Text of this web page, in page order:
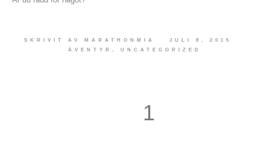
SKRIVIT AV MARATHONMIA
JULI 8, 2015
ÄVENTYR
UNCATEGORIZED
1